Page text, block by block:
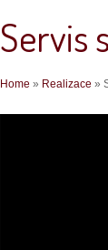
Servis
Jste zde
Home » Realizace »